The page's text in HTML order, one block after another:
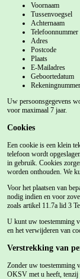
Voornaam
Tussenvoegsel
Achternaam
Telefoonnummer
Adres
Postcode
Plaats
E-Mailadres
Geboortedatum
Uw persoonsgegevens
voor maximaal 7 jaar.
Cookies
Een cookie is een klein
telefoon wordt
in gebruik. Cookies
worden onthouden. We
Voor het plaatsen van
nodig indien en voor
zoals artikel 11.7a lid 3
U kunt uw toestemming
en het verwijderen van
Verstrekking van
Zonder uw toestemming
OKSV met u heeft, tenzij